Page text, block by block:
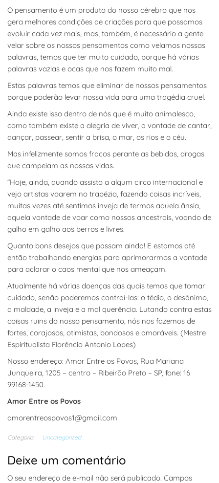
O pensamento é um produto do nosso cérebro que nos
gera melhores condições de criações para que possamos
evoluir cada vez mais, mas, também, é necessário a gente
velar sobre os nossos pensamentos como velamos nossas
palavras, temos que ter muito cuidado, porque há várias
palavras vazias e ocas que nos fazem muito mal.
Estas palavras temos que eliminar de nossos pensamentos
porque poderão levar nossa vida para uma tragédia cruel.
Ainda existe isso dentro de nós que é muito animalesco,
como também existe a alegria de viver, a vontade de cantar,
dançar, passear, sentir a brisa, o mar, os rios e o céu.
Mas infelizmente somos fracos perante as bebidas, drogas
que campeiam as nossas vidas.
“Hoje, ainda, quando assisto a algum circo internacional e
vejo artistas voarem no trapézio, fazendo coisas incríveis,
muitas vezes até sentimos inveja de termos aquela ânsia,
aquela vontade de voar como nossos ancestrais, voando de
galho em galho aos berros e livres.
Quanto bons desejos que passam ainda! E estamos até
então trabalhando energias para aprimorarmos a vontade
para aclarar o caos mental que nos ameaçam.
Atualmente há várias doenças das quais temos que tomar
cuidado, senão poderemos contraí-las: o tédio, o desânimo,
a maldade, a inveja e a mal querência. Lutando contra estas
coisas ruins do nosso pensamento, nós nos fazemos de
fortes, corajosos, otimistas, bondosos e amoráveis. (Mestre
Espiritualista Florêncio Antonio Lopes)
Nosso endereço: Amor Entre os Povos, Rua Mariana
Junqueira, 1205 – centro – Ribeirão Preto – SP, fone: 16
99168-1450.
Amor Entre os Povos
amorentreospovos1@gmail.com
Categoria Uncategorized
Deixe um comentário
O seu endereço de e-mail não será publicado. Campos